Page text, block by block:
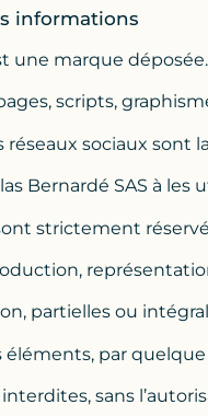
informations
une marque déposée.
scripts,
réseaux sociaux sont
Bernardé SAS à
strictement
partielles ou
éléments, par
sans